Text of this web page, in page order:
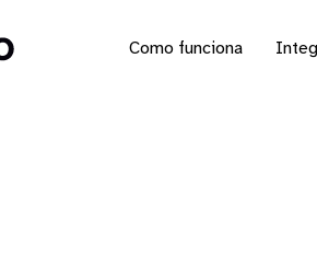
Como funciona